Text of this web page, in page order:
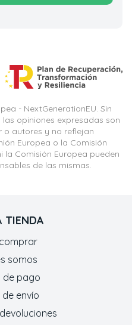
- NextGenerationEU. Sin
opiniones expresadas son
o autores y no reflejan
Europea o la Comisión
la Comisión Europea pueden
de las mismas.
TIENDA
somos
de pago
envío